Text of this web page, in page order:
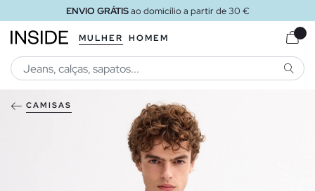
ENVIO GRÁTISao domicílio a partir de 30 €
MULHER HOMEM
CAMISAS